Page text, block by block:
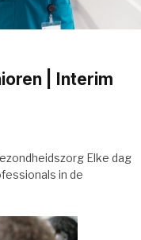
| Interim
Elke dag
in de